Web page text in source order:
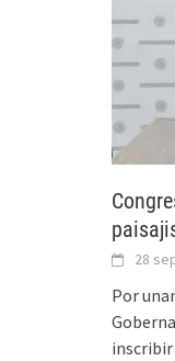
28
Por
inscribir